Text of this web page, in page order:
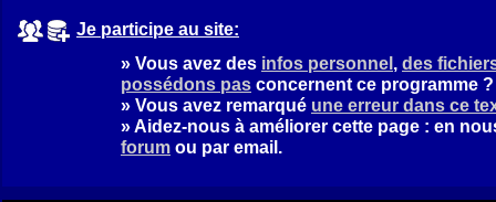
Je participe au site:
» Vous avez des infos personnel, des
possédons pas concernent ce programme ?
» Vous avez remarqué une erreur dans ce
» Aidez-nous à améliorer cette page : en
forum ou par email.